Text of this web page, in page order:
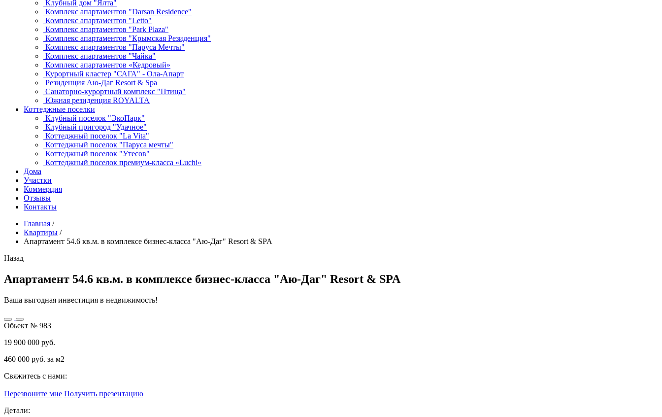
Клубный дом "Ялта"
Комплекс апартаментов "Darsan Residenсe"
Комплекс апартаментов "Letto"
Комплекс апартаментов "Park Plaza"
Комплекс апартаментов "Крымская Резиденция"
Комплекс апартаментов "Паруса Мечты"
Комплекс апартаментов "Чайка"
Комплекс апартаментов «Кедровый»
Курортный кластер "САГА" - Ола-Апарт
Резиденция Аю-Даг Resort & Spa
Санаторно-курортный комплекс "Птица"
Южная резиденция ROYALTA
Коттеджные поселки
Клубный поселок "ЭкоПарк"
Клубный пригород "Удачное"
Коттеджный поселок "La Vita"
Коттеджный поселок "Паруса мечты"
Коттеджный поселок "Утесов"
Коттеджный поселок премиум-класса «Luchi»
Дома
Участки
Коммерция
Отзывы
Контакты
Главная /
Квартиры /
Апартамент 54.6 кв.м. в комплексе бизнес-класса "Аю-Даг" Resort & SPA
Назад
Апартамент 54.6 кв.м. в комплексе бизнес-класса "Аю-Даг" Resort & SPA
Ваша выгодная инвестиция в недвижимость!
Обьект № 983
19 900 000 руб.
460 000 руб. за м2
Свяжитесь с нами:
Перезвоните мне Получить презентацию
Детали: